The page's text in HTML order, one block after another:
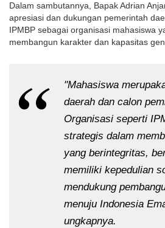
Dalam sambutannya, Bapak Adrian
apresiasi dan dukungan pemerintah
IPMBP sebagai organisasi mahasiswa
membangun karakter dan kapasitas
"Mahasiswa
daerah dan calon
Organisasi seperti
strategis dalam
yang berintegritas,
memiliki kepedulian
mendukung
menuju Indonesia
ungkapnya.